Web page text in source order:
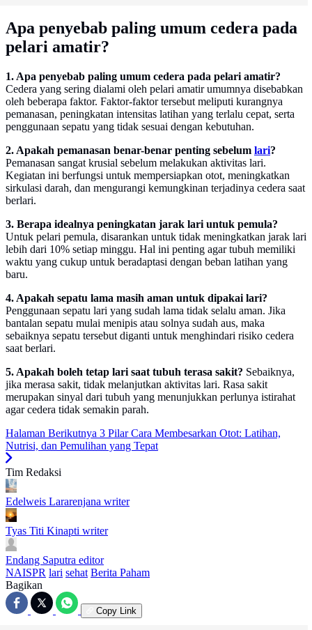
Apa penyebab paling umum cedera pada
pelari amatir?
1. Apa penyebab paling umum cedera pada pelari amatir?
Cedera yang sering dialami oleh pelari amatir umumnya disebabkan
oleh beberapa faktor. Faktor-faktor tersebut meliputi kurangnya
pemanasan, peningkatan intensitas latihan yang terlalu cepat, serta
penggunaan sepatu yang tidak sesuai dengan kebutuhan.
2. Apakah pemanasan benar-benar penting sebelum lari?
Pemanasan sangat krusial sebelum melakukan aktivitas lari.
Kegiatan ini berfungsi untuk mempersiapkan otot, meningkatkan
sirkulasi darah, dan mengurangi kemungkinan terjadinya cedera saat
berlari.
3. Berapa idealnya peningkatan jarak lari untuk pemula?
Untuk pelari pemula, disarankan untuk tidak meningkatkan jarak lari
lebih dari 10% setiap minggu. Hal ini penting agar tubuh memiliki
waktu yang cukup untuk beradaptasi dengan beban latihan yang
baru.
4. Apakah sepatu lama masih aman untuk dipakai lari?
Penggunaan sepatu lari yang sudah lama tidak selalu aman. Jika
bantalan sepatu mulai menipis atau solnya sudah aus, maka
sebaiknya sepatu tersebut diganti untuk menghindari risiko cedera
saat berlari.
5. Apakah boleh tetap lari saat tubuh terasa sakit? Sebaiknya,
jika merasa sakit, tidak melanjutkan aktivitas lari. Rasa sakit
merupakan sinyal dari tubuh yang menunjukkan perlunya istirahat
agar cedera tidak semakin parah.
Halaman Berikutnya 3 Pilar Cara Membesarkan Otot: Latihan,
Nutrisi, dan Pemulihan yang Tepat
Tim Redaksi
Edelweis Lararenjana writer
Tyas Titi Kinapti writer
Endang Saputra editor
NAISPR lari sehat Berita Paham
Bagikan
Copy Link